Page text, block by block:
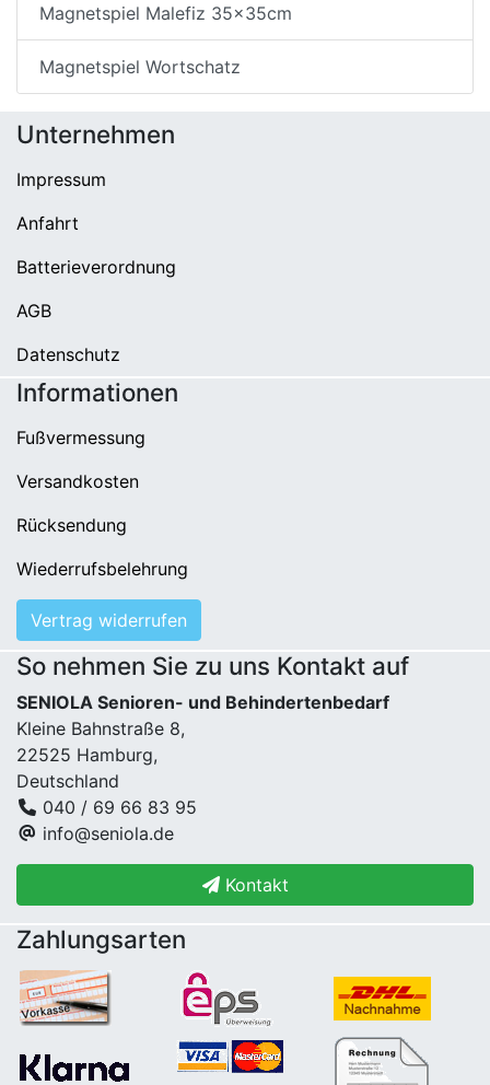
Magnetspiel Malefiz 35x35cm
Magnetspiel Wortschatz
Unternehmen
Impressum
Anfahrt
Batterieverordnung
AGB
Datenschutz
Informationen
Fußvermessung
Versandkosten
Rücksendung
Wiederrufsbelehrung
Vertrag widerrufen
So nehmen Sie zu uns Kontakt auf
SENIOLA Senioren- und Behindertenbedarf
Kleine Bahnstraße 8,
22525 Hamburg,
Deutschland
040 / 69 66 83 95
info@seniola.de
Kontakt
Zahlungsarten